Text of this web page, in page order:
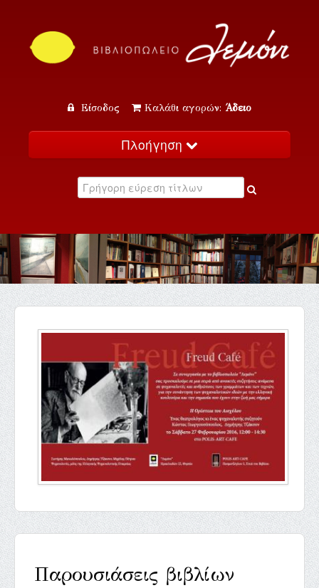
Είσοδος Καλάθι αγορών: Άδειο
Πλοήγηση
Κατάλογος
Εκδηλώσεις
Επικοινωνία
Παρουσιάσεις βιβλίων